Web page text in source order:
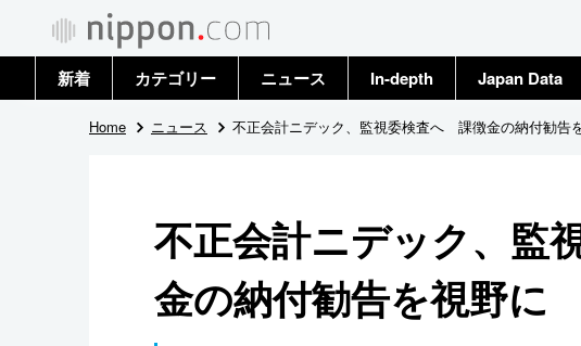
新着 カテゴリー
政治・外交
国際
社会
ニュース
トップ
In-depth Japan Data
Home ニュース 不正会計ニデック、監視委検査へ 課徴金の納付勧告
不正会計ニデック、
金の納付勧告を視野に